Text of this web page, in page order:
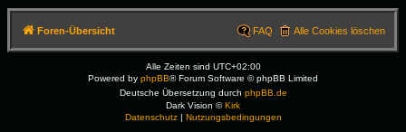
Foren-Übersicht Alle Cookies löschen
FAQ
Alle Zeiten sind UTC+02:00
Powered by phpBB® Forum Software © phpBB Limited
Deutsche Übersetzung durch phpBB.de
Dark Vision ©Kirk
Datenschutz| Nutzungsbedingungen